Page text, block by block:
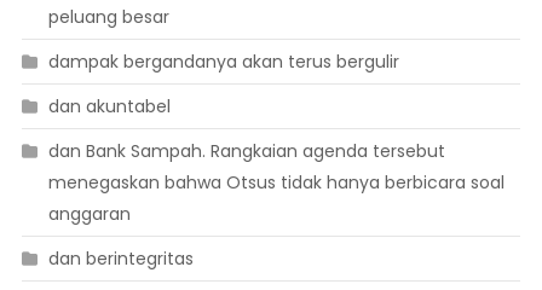
peluang besar
dampak bergandanya akan terus bergulir
dan akuntabel
dan Bank Sampah. Rangkaian agenda tersebut
menegaskan bahwa Otsus tidak hanya berbicara soal
anggaran
dan berintegritas